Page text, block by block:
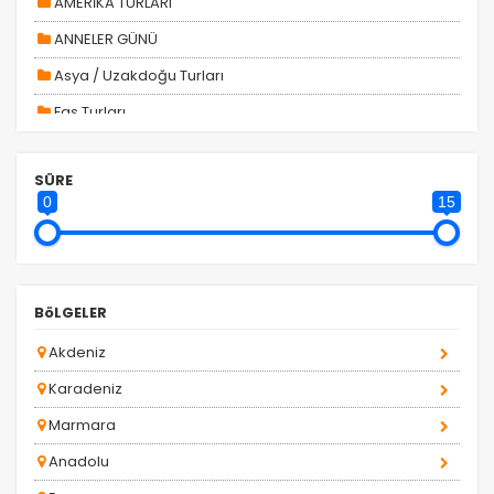
ANNELER GÜNÜ
Asya / Uzakdoğu Turları
Fas Turları
H. Gap - Doğu Anadolu Turları
H. Karadeniz Turları
KASIM ARA TATİL
Kurban Bayramı Turları
Kuzey Afrika ve Ortadoğu Turları
MARMARA BÖLGESİ TURU
SÜRE
0 15
BöLGELER
Akdeniz
Karadeniz
Marmara
Anadolu